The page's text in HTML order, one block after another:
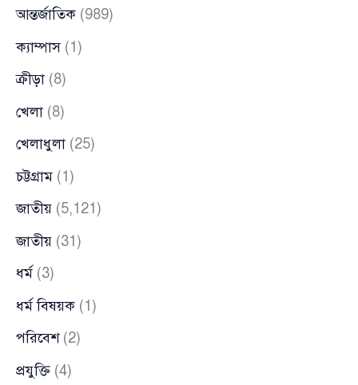
আন্তর্জাতিক (989)
ক্যাম্পাস(1)
ক্রীড়া (8)
খেলা (8)
খেলাধুলা (25)
চট্টগ্রাম (1)
জাতীয় (5,121)
জাতীয় (31)
ধর্ম (3)
ধর্ম বিষয়ক (1)
পরিবেশ(2)
প্রযুক্তি (4)